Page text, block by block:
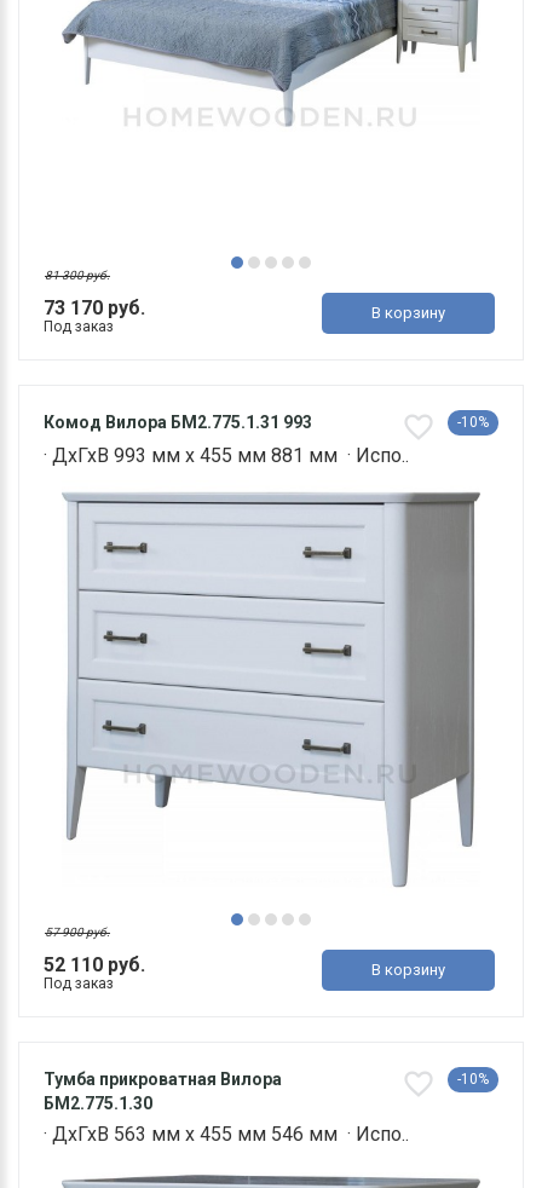
73 170 руб.
81 300 руб.
Под заказ
В корзину
Комод Вилора БМ2.775.1.31 993 -10%
· ДхГхВ 993 мм х 455 мм 881 мм · Испо..
52 110 руб.
57 900 руб.
Под заказ
В корзину
Тумба прикроватная Вилора
БМ2.775.1.30
-10%
· ДхГхВ 563 мм х 455 мм 546 мм · Испо..